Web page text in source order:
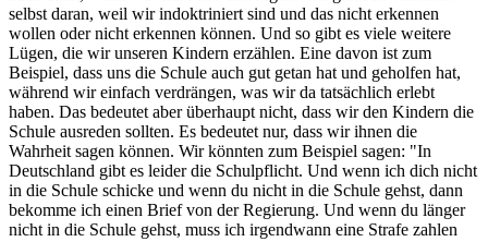
selbst daran, weil wir indoktriniert sind und das nicht erkennen
wollen oder nicht erkennen können. Und so gibt es viele weitere
Lügen, die wir unseren Kindern erzählen. Eine davon ist zum
Beispiel, dass uns die Schule auch gut getan hat und geholfen hat,
während wir einfach verdrängen, was wir da tatsächlich erlebt
haben. Das bedeutet aber überhaupt nicht, dass wir den Kindern die
Schule ausreden sollten. Es bedeutet nur, dass wir ihnen die
Wahrheit sagen können. Wir könnten zum Beispiel sagen: "In
Deutschland gibt es leider die Schulpflicht. Und wenn ich dich nicht
in die Schule schicke und wenn du nicht in die Schule gehst, dann
bekomme ich einen Brief von der Regierung. Und wenn du länger
nicht in die Schule gehst, muss ich irgendwann eine Strafe zahlen